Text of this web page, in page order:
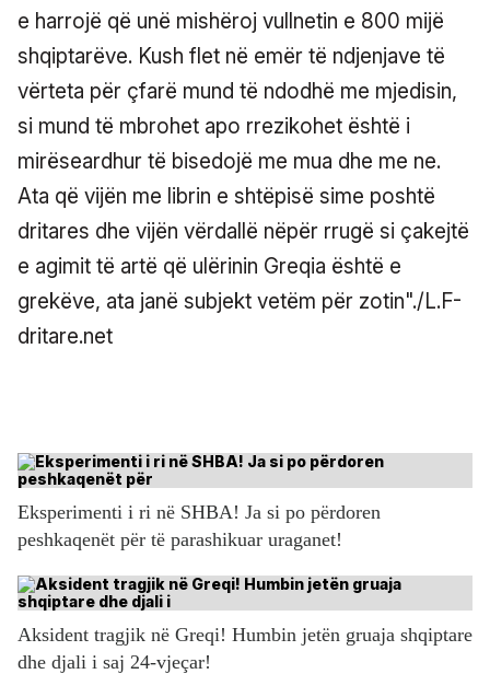
e harrojë që unë mishëroj vullnetin e 800 mijë
shqiptarëve. Kush flet në emër të ndjenjave të
vërteta për çfarë mund të ndodhë me mjedisin,
si mund të mbrohet apo rrezikohet është i
mirëseardhur të bisedojë me mua dhe me ne.
Ata që vijën me librin e shtëpisë sime poshtë
dritares dhe vijën vërdallë nëpër rrugë si çakejtë
e agimit të artë që ulërinin Greqia është e
grekëve, ata janë subjekt vetëm për zotin"./L.F-
dritare.net
Eksperimenti i ri në SHBA! Ja si po përdoren
peshkaqenët për të parashikuar uraganet!
Aksident tragjik në Greqi! Humbin jetën gruaja shqiptare
dhe djali i saj 24-vjeçar!